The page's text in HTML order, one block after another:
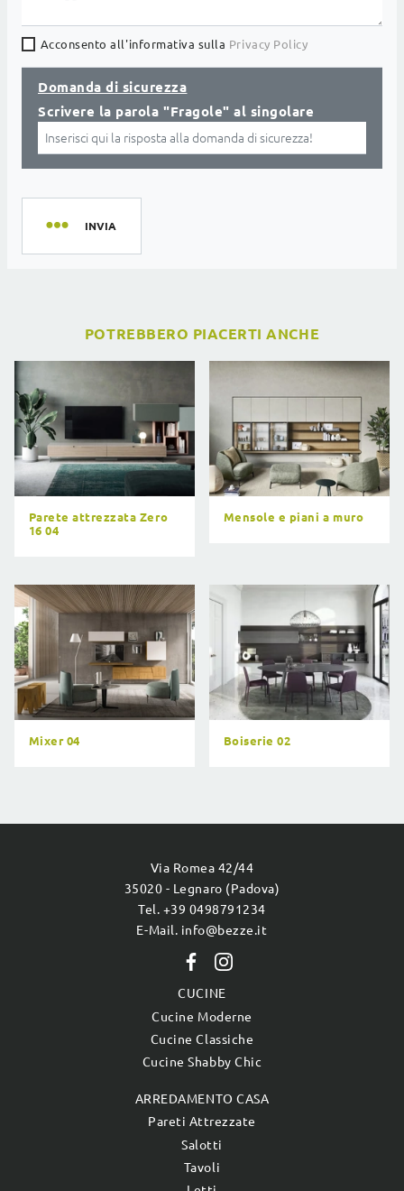
Acconsento all'informativa sulla Privacy Policy
Domanda di sicurezza
Scrivere la parola "Fragole" al singolare
INVIA
POTREBBERO PIACERTI ANCHE
Parete attrezzata Zero
16 04
Mensole e piani a muro
Mixer 04 Boiserie 02
Via Romea 42/44
35020 - Legnaro (Padova)
Tel. +39 0498791234
E-Mail. info@bezze.it
CUCINE
Cucine Moderne
Cucine Classiche
Cucine Shabby Chic
ARREDAMENTO CASA
Pareti Attrezzate
Salotti
Tavoli